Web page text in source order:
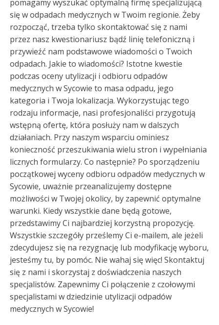
pomagamy wyszukać optymalną firmę specjalizującą
się w odpadach medycznych w Twoim regionie. Żeby
rozpocząć, trzeba tylko skontaktować się z nami
przez nasz kwestionariusz bądź linię telefoniczną i
przywieźć nam podstawowe wiadomości o Twoich
odpadach. Jakie to wiadomości? Istotne kwestie
podczas oceny utylizacji i odbioru odpadów
medycznych w Sycowie to masa odpadu, jego
kategoria i Twoja lokalizacja. Wykorzystując tego
rodzaju informacje, nasi profesjonaliści przygotują
wstępną ofertę, która posłuży nam w dalszych
działaniach. Przy naszym wsparciu ominiesz
konieczność przeszukiwania wielu stron i wypełniania
licznych formularzy. Co następnie? Po sporządzeniu
początkowej wyceny odbioru odpadów medycznych w
Sycowie, uważnie przeanalizujemy dostępne
możliwości w Twojej okolicy, by zapewnić optymalne
warunki. Kiedy wszystkie dane będą gotowe,
przedstawimy Ci najbardziej korzystną propozycję.
Wszystkie szczegóły prześlemy Ci e-mailem, ale jeżeli
zdecydujesz się na rezygnację lub modyfikację wyboru,
jesteśmy tu, by pomóc. Nie wahaj się więc! Skontaktuj
się z nami i skorzystaj z doświadczenia naszych
specjalistów. Zapewnimy Ci połączenie z czołowymi
specjalistami w dziedzinie utylizacji odpadów
medycznych w Sycowie!